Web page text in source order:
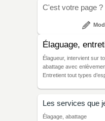
C'est votre page ?
Élaguage,
Élagueur, intervient sur
abattage avec
Entretient tout types
Les services que
Élagage, abattage